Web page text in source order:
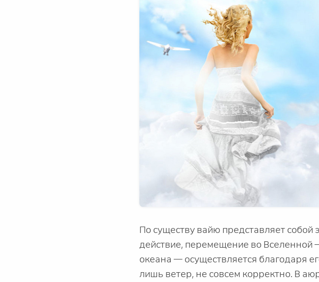
По существу вайю представляет
действие, перемещение во Вселенной
океана — осуществляется благодаря
лишь ветер, не совсем корректно. В